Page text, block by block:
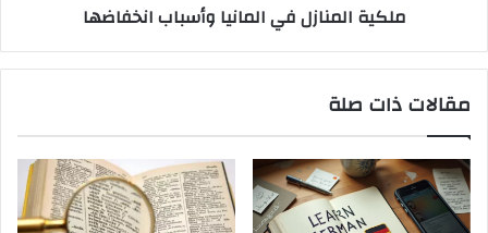
ملكية المنازل في المانيا وأسباب انخفاضها
مقالات ذات صلة